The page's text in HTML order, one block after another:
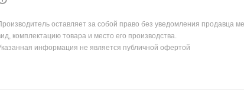
оставляет за собой право без уведомления продавца
комплектацию товара и место его производства.
информация не является публичной офертой